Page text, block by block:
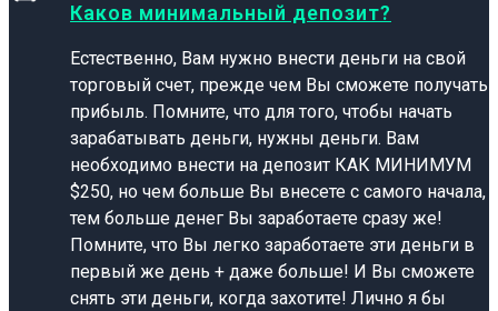
Каков минимальный депозит?
Естественно, Вам нужно внести деньги на свой
торговый счет, прежде чем Вы сможете получать
прибыль. Помните, что для того, чтобы начать
зарабатывать деньги, нужны деньги. Вам
необходимо внести на депозит КАК МИНИМУМ
$250, но чем больше Вы внесете с самого начала,
тем больше денег Вы заработаете сразу же!
Помните, что Вы легко заработаете эти деньги в
первый же день + даже больше! И Вы сможете
снять эти деньги, когда захотите! Лично я бы